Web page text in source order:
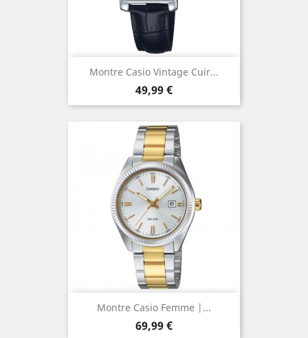
Montre Casio Vintage Cuir...
Prix
49,99 €
Montre Casio Femme |...
Prix
69,99 €